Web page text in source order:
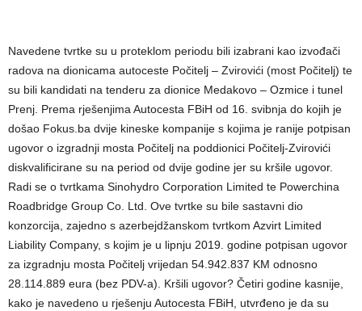
Navedene tvrtke su u proteklom periodu bili izabrani kao izvođači
radova na dionicama autoceste Počitelj – Zvirovići (most Počitelj) te
su bili kandidati na tenderu za dionice Medakovo – Ozmice i tunel
Prenj. Prema rješenjima Autocesta FBiH od 16. svibnja do kojih je
došao Fokus.ba dvije kineske kompanije s kojima je ranije potpisan
ugovor o izgradnji mosta Počitelj na poddionici Počitelj-Zvirovići
diskvalificirane su na period od dvije godine jer su kršile ugovor.
Radi se o tvrtkama Sinohydro Corporation Limited te Powerchina
Roadbridge Group Co. Ltd. Ove tvrtke su bile sastavni dio
konzorcija, zajedno s azerbejdžanskom tvrtkom Azvirt Limited
Liability Company, s kojim je u lipnju 2019. godine potpisan ugovor
za izgradnju mosta Počitelj vrijedan 54.942.837 KM odnosno
28.114.889 eura (bez PDV-a). Kršili ugovor? Četiri godine kasnije,
kako je navedeno u rješenju Autocesta FBiH, utvrđeno je da su